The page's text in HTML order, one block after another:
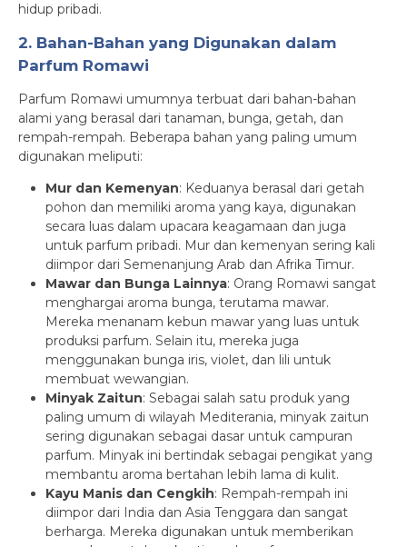
hidup pribadi.
2. Bahan-Bahan yang Digunakan dalam
Parfum Romawi
Parfum Romawi umumnya terbuat dari bahan-bahan
alami yang berasal dari tanaman, bunga, getah, dan
rempah-rempah. Beberapa bahan yang paling umum
digunakan meliputi:
Mur dan Kemenyan: Keduanya berasal dari getah
pohon dan memiliki aroma yang kaya, digunakan
secara luas dalam upacara keagamaan dan juga
untuk parfum pribadi. Mur dan kemenyan sering kali
diimpor dari Semenanjung Arab dan Afrika Timur.
Mawar dan Bunga Lainnya: Orang Romawi sangat
menghargai aroma bunga, terutama mawar.
Mereka menanam kebun mawar yang luas untuk
produksi parfum. Selain itu, mereka juga
menggunakan bunga iris, violet, dan lili untuk
membuat wewangian.
Minyak Zaitun: Sebagai salah satu produk yang
paling umum di wilayah Mediterania, minyak zaitun
sering digunakan sebagai dasar untuk campuran
parfum. Minyak ini bertindak sebagai pengikat yang
membantu aroma bertahan lebih lama di kulit.
Kayu Manis dan Cengkih: Rempah-rempah ini
diimpor dari India dan Asia Tenggara dan sangat
berharga. Mereka digunakan untuk memberikan